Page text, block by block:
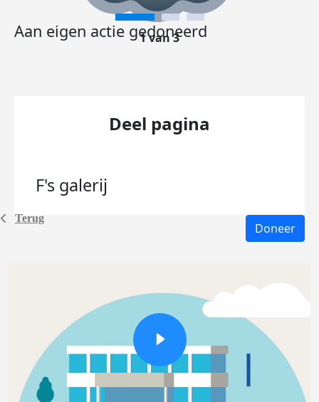
Terug
Aan eigen actie gedoneerd
1 van 3
Deel pagina
F's galerij
Doneer